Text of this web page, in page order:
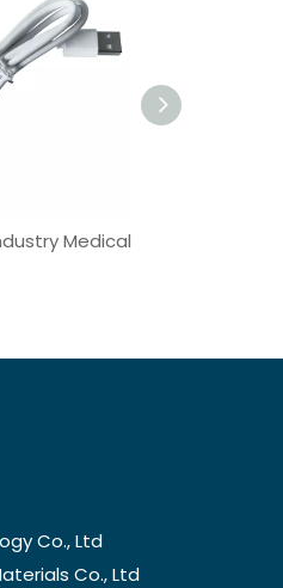
Co., Ltd.
Co., Ltd.